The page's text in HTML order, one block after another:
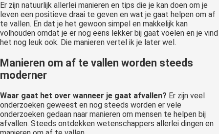
Er zijn natuurlijk allerlei manieren en tips die je kan doen om je
leven een positieve draai te geven en wat je gaat helpen om af
te vallen. En dat je het gewoon simpel en makkelijk kan
volhouden omdat je er nog eens lekker bij gaat voelen en je vind
het nog leuk ook. Die manieren vertel ik je later wel.
Manieren om af te vallen worden steeds
moderner
Waar gaat het over wanneer je gaat afvallen? Er zijn veel
onderzoeken geweest en nog steeds worden er vele
onderzoeken gedaan naar manieren om mensen te helpen bij
afvallen. Steeds ontdekken wetenschappers allerlei dingen en